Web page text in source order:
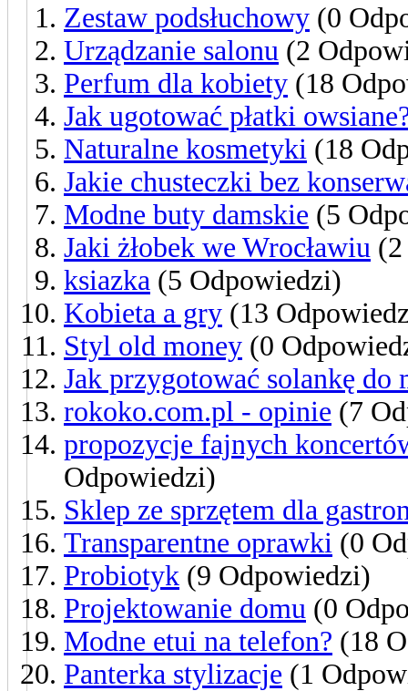
Zestaw podsłuchowy (0
Urządzanie salonu (2
Perfum dla kobiety (18
Jak ugotować płatki
Naturalne kosmetyki (18
Jakie chusteczki bez
Modne buty damskie (5
Jaki żłobek we Wrocławiu
ksiazka (5 Odpowiedzi)
Kobieta a gry (13
Styl old money (0
Jak przygotować solankę do
rokoko.com.pl - opinie (7
propozycje fajnych
Odpowiedzi)
Sklep ze sprzętem dla
Transparentne oprawki (0
Probiotyk (9 Odpowiedzi)
Projektowanie domu (0
Modne etui na telefon? (18
Panterka stylizacje (1